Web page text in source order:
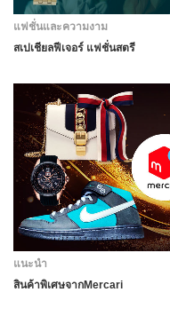
แฟชั่นและความงาม
สเปเชียลฟีเจอร์ แฟชั่นสตรี
แนะนำ
สินค้าพิเศษจากMercari